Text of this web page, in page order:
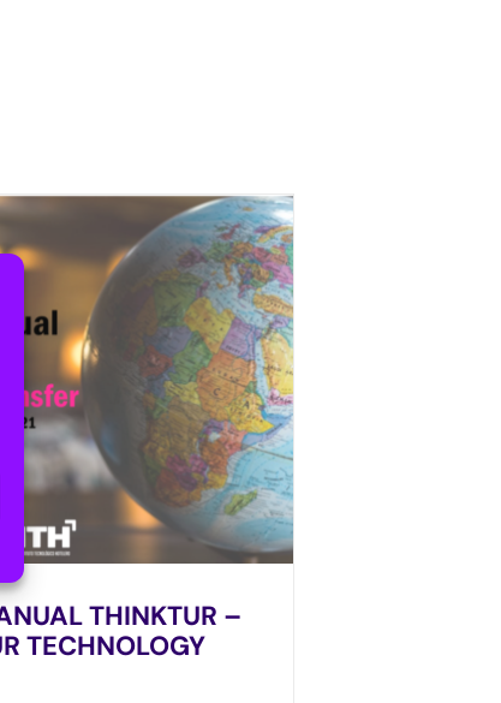
THINKTUR –
TECHNOLOGY